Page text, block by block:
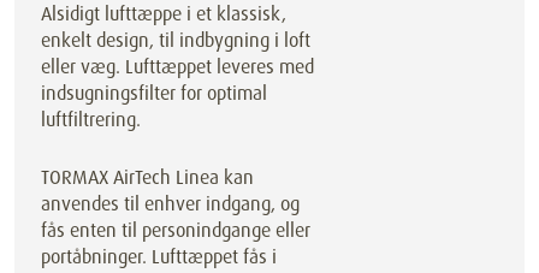
Alsidigt lufttæppe i et klassisk,
enkelt design, til indbygning i loft
eller væg. Lufttæppet leveres med
indsugningsfilter for optimal
luftfiltrering.
TORMAX AirTech Linea kan
anvendes til enhver indgang, og
fås enten til personindgange eller
portåbninger. Lufttæppet fås i